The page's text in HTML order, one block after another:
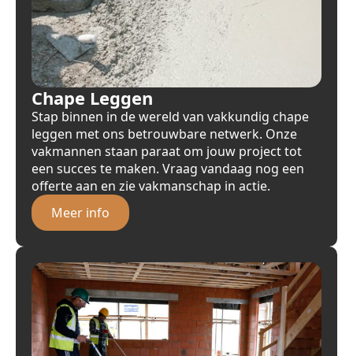
Chape Leggen
Stap binnen in de wereld van vakkundig chape
leggen met ons betrouwbare netwerk. Onze
vakmannen staan paraat om jouw project tot
een succes te maken. Vraag vandaag nog een
offerte aan en zie vakmanschap in actie.
Meer info